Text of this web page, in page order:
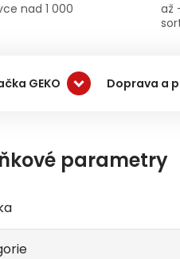
nad 1 000
až
GEKO Doprava a
parametry